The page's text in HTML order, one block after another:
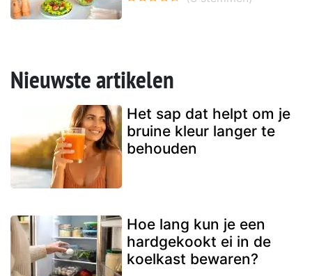
Nieuwste artikelen
Het sap dat helpt om je
bruine kleur langer te
behouden
Hoe lang kun je een
hardgekookt ei in de
koelkast bewaren?